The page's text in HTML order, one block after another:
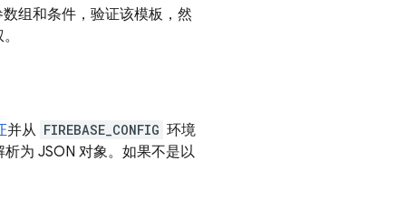
组和条件，验证该模板，然
并从 FIREBASE_CONFIG 环境
为 JSON 对象。如果不是以